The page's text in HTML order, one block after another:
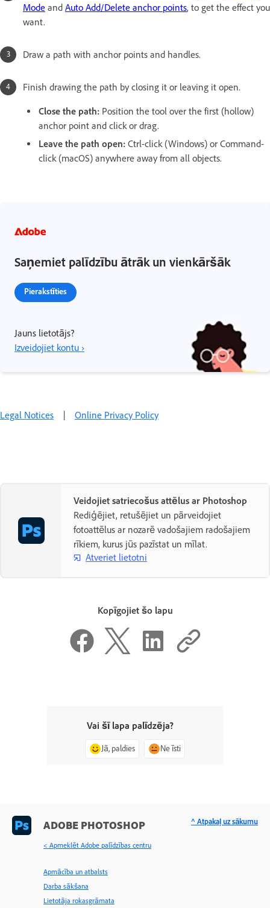
Mode and Auto Add/Delete anchor points, to get the effect you
want.
Draw a path with anchor points and handles.
Finish drawing the path by closing it or leaving it open.
Close the path: Position the tool over the first (hollow)
anchor point and click or drag.
Leave the path open: Ctrl-click (Windows) or Command-
click (macOS) anywhere away from all objects.
Saņemiet palīdzību ātrāk un vienkāršāk
Pierakstīties
Jauns lietotājs?
Izveidojiet kontu ›
Legal Notices Online Privacy Policy
Veidojiet satriecošus attēlus ar Photoshop
Rediģējiet, retušējiet un pārveidojiet
fotoattēlus ar nozarē vadošajiem radošajiem
rīkiem, kurus jūs pazīstat un mīlat.
Atveriet lietotni
Kopīgojiet šo lapu
Vai šī lapa palīdzēja?
Jā, paldies Ne īsti
ADOBE PHOTOSHOP
< Apmeklēt Adobe palīdzības centru
Apmācība un atbalsts
Darba sākšana
Lietotāja rokasgrāmata
^ Atpakaļ uz sākumu